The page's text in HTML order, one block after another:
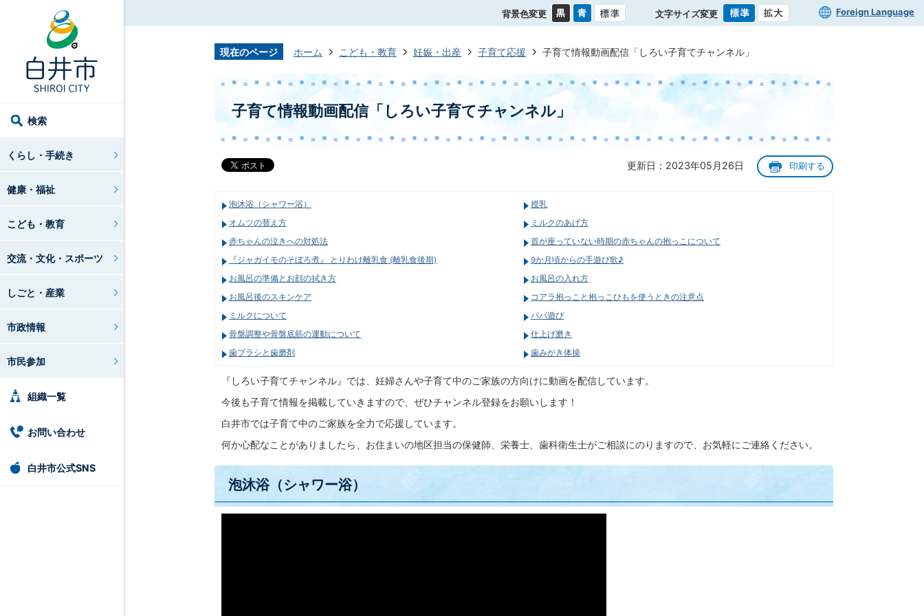
検索
くらし・手続き
健康・福祉
こども・教育
交流・文化・スポーツ
しごと・産業
市政情報
市民参加
組織一覧
お問い合わせ
白井市公式SNS
背景色変更 文字サイズ変更 Foreign Language
現在のページ ホーム こども・教育 妊娠・出産 子育て応援 子育て情報動画配信「しろい子育てチャンネル」
子育て情報動画配信「しろい子育てチャンネル」
更新日：2023年05月26日 印刷する
泡沐浴（シャワー浴）
授乳
オムツの替え方
ミルクのあげ方
赤ちゃんの泣きへの対処法
首が座っていない時期の赤ちゃんの抱っこについて
『ジャガイモのそぼろ煮』 とりわけ離乳食 (離乳食後期)
9か月頃からの手遊び歌♪
お風呂の準備とお顔の拭き方
お風呂の入れ方
お風呂後のスキンケア
コアラ抱っこと抱っこひもを使うときの注意点
ミルクについて
パパ遊び
骨盤調整や骨盤底筋の運動について
仕上げ磨き
歯ブラシと歯磨剤
歯みがき体操
『しろい子育てチャンネル』では、妊婦さんや子育て中のご家族の方向けに動画を配信しています。
今後も子育て情報を掲載していきますので、ぜひチャンネル登録をお願いします！
白井市では子育て中のご家族を全力で応援しています。
何か心配なことがありましたら、お住まいの地区担当の保健師、栄養士、歯科衛生士がご相談にのりますので、お気軽にご連絡ください。
泡沐浴（シャワー浴）